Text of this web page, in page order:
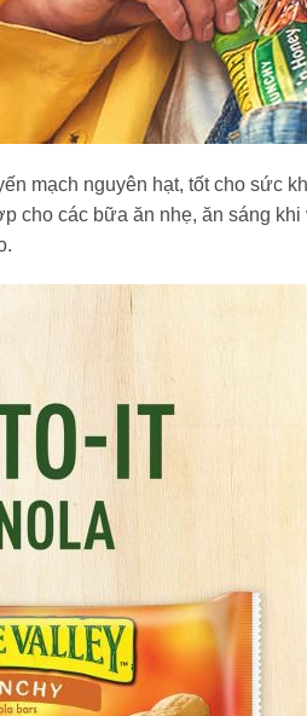
mạch nguyên hạt, tốt cho sức
các bữa ăn nhẹ, ăn sáng